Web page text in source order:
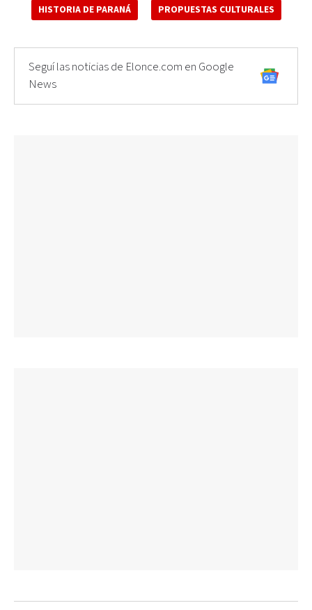
HISTORIA DE PARANÁ PROPUESTAS CULTURALES
Seguí las noticias de Elonce.com en Google
News